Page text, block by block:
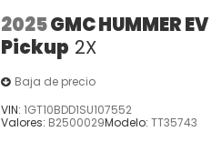
2025GMC HUMMER EV
Pickup 2X
Baja de precio
VIN:1GT10BDD1SU107552
Valores: B2500029Modelo:TT35743